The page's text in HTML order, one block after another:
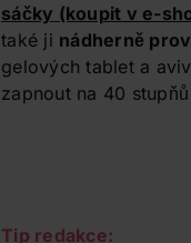
sáčky (koupit v e-
také ji nádherně
gelových tablet a
zapnout na 40
Tip redakce: